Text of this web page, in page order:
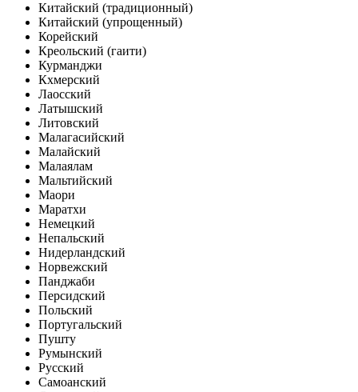
Китайский (традиционный)
Китайский (упрощенный)
Корейский
Креольский (гаити)
Курманджи
Кхмерский
Лаосский
Латышский
Литовский
Малагасийский
Малайский
Малаялам
Мальтийский
Маори
Маратхи
Немецкий
Непальский
Нидерландский
Норвежский
Панджаби
Персидский
Польский
Португальский
Пушту
Румынский
Русский
Самоанский